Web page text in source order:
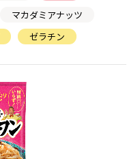
マカダミアナッツ
ゼラチン